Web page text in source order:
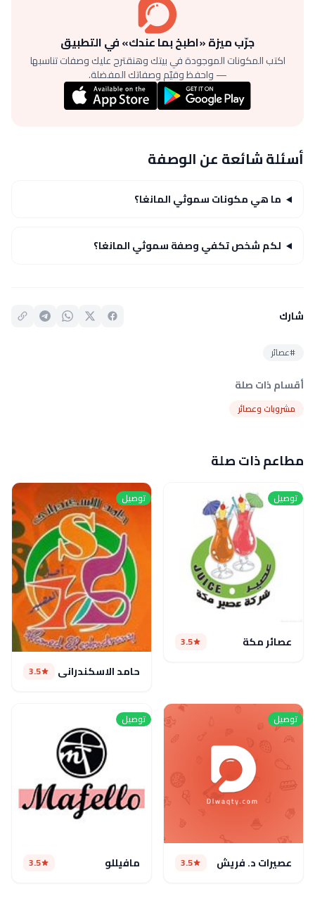
جرّب ميزة «اطبخ بما عندك» في التطبيق
اكتب المكونات الموجودة في بيتك وهنقترح عليك وصفات تناسبها
— واحفظ وقيّم وصفاتك المفضلة.
أسئلة شائعة عن الوصفة
ما هي مكونات سموثي المانغا؟
لكم شخص تكفي وصفة سموثي المانغا؟
شارك
#عصائر
أقسام ذات صلة
مشروبات وعصائر
مطاعم ذات صلة
توصيل
عصائر مكة 3.5
توصيل
حامد الاسكندراني 3.5
توصيل
عصيرات د. فريش 3.5
توصيل
مافيللو 3.5